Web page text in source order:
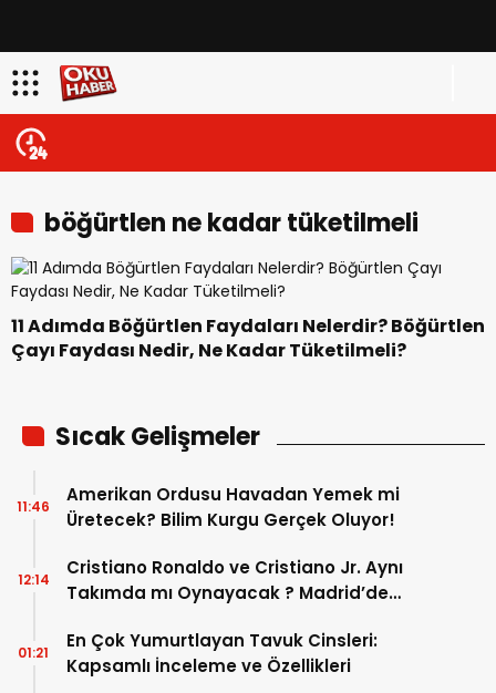
böğürtlen ne kadar tüketilmeli
11 Adımda Böğürtlen Faydaları Nelerdir? Böğürtlen
Çayı Faydası Nedir, Ne Kadar Tüketilmeli?
Sıcak Gelişmeler
Amerikan Ordusu Havadan Yemek mi
Üretecek? Bilim Kurgu Gerçek Oluyor!
11:46
Cristiano Ronaldo ve Cristiano Jr. Aynı
Takımda mı Oynayacak ? Madrid’de
12:14
En Çok Yumurtlayan Tavuk Cinsleri:
Kapsamlı İnceleme ve Özellikleri
01:21